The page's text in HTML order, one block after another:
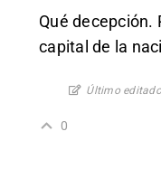
Qué decepción.
capital de la
Último
0